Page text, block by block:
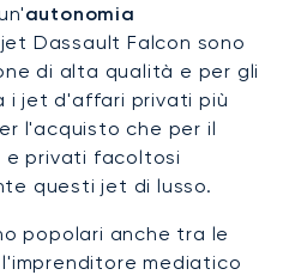
autonomia
Dassault Falcon sono
di alta qualità e per gli
i jet d'affari privati più
l'acquisto che per il
e privati facoltosi
questi jet di lusso.
popolari anche tra le
mediatico